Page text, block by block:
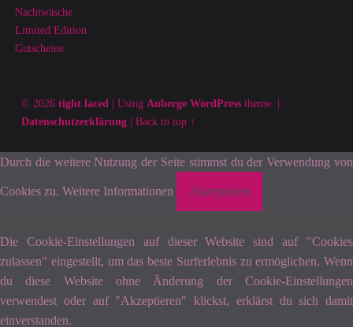
Nachtwäsche
Limited Edition
Gutscheine
© 2026 tight laced | Using Auberge WordPresstheme. |
Datenschutzerklärung | Back to top ↑
Durch die weitere Nutzung der Seite stimmst du der Verwendung von
Cookies zu. Weitere Informationen Akzeptieren
Die Cookie-Einstellungen auf dieser Website sind auf "Cookies
zulassen" eingestellt, um das beste Surferlebnis zu ermöglichen. Wenn
du diese Website ohne Änderung der Cookie-Einstellungen
verwendest oder auf "Akzeptieren" klickst, erklärst du sich damit
einverstanden.